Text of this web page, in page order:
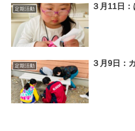
定期活動 ３月11日
定期活動 ３月9日：